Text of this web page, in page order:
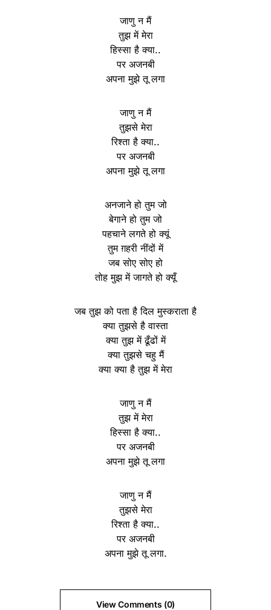
जाणु न मैं
तुझ में मेरा
हिस्सा है क्या..
पर अजनबी
अपना मुझे तू लगा
जाणु न मैं
तुझसे मेरा
रिश्ता है क्या..
पर अजनबी
अपना मुझे तू लगा
अनजाने हो तुम जो
बेगाने हो तुम जो
पहचाने लगते हो क्यूं
तुम ग़हरी नींदों में
जब सोए सोए हो
तोह मुझ में जागते हो क्यूँ
जब तुझ को पता है दिल मुस्कराता है
क्या तुझसे है वास्ता
क्या तुझ में ढूँढों में
क्या तुझसे चहु मैं
क्या क्या है तुझ में मेरा
जाणु न मैं
तुझ में मेरा
हिस्सा है क्या..
पर अजनबी
अपना मुझे तू लगा
जाणु न मैं
तुझसे मेरा
रिश्ता है क्या..
पर अजनबी
अपना मुझे तू लगा.
View Comments (0)